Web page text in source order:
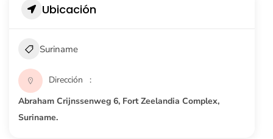
Ubicación
Suriname
Dirección
Abraham Crijnssenweg 6, Fort Zeelandia Complex,
Suriname.